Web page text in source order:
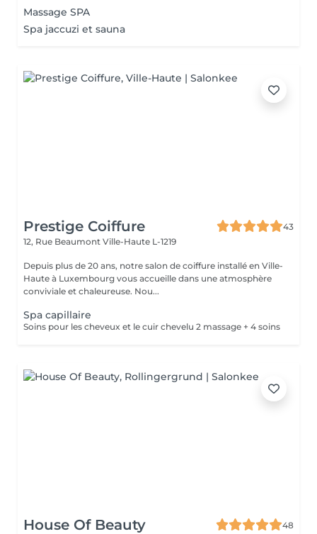
Massage SPA
Spa jaccuzi et sauna
Prestige Coiffure
43
12, Rue Beaumont Ville-Haute L-1219
Depuis plus de 20 ans, notre salon de coiffure installé en Ville-
Haute à Luxembourg vous accueille dans une atmosphère
conviviale et chaleureuse. Nou...
Spa capillaire
Soins pour les cheveux et le cuir chevelu 2 massage + 4 soins
House Of Beauty
48